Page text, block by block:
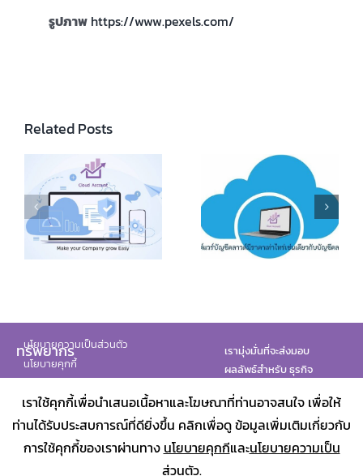
เราใช้คุกกี้เพื่อนำเสนอเนื้อหาและโฆษณาที่ท่านอาจสนใจ เพื่อให้
ท่านได้รับประสบการณ์ที่ดียิ่งขึ้น คลิกเพื่อดู ข้อมูลเพิ่มเติมเกี่ยวกับ
การใช้คุกกี้ของเราผ่านทาง นโยบายคุกกีและนโยบายความเป็น
ส่วนตัว.
รูปภาพ https://www.pexels.com/
Related Posts
How Much Does
Cloud Accounting
Software Cost
Online Accounting
Program
Comparison:
Cloud Accounting
Software vs.
Traditional
Accounting
ทรัพยากร
นโยบายความเป็นส่วนตัว
นโยบายคุกกี้
เรามุ่งมั่นที่จะส่งมอบ
ผลลัพธ์สำหรับ ธุรกิจ
พันธมิตรของเรา